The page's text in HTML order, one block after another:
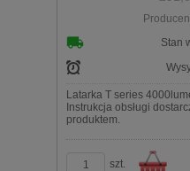
koszyka
Stan
Latarka T series
Instrukcja obsługi
produktem.
szt.